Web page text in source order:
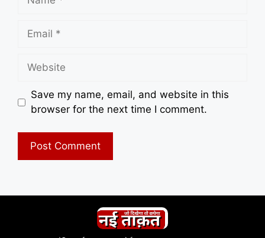
Email
Website
Save my name, email, and website in this
browser for the next time I comment.